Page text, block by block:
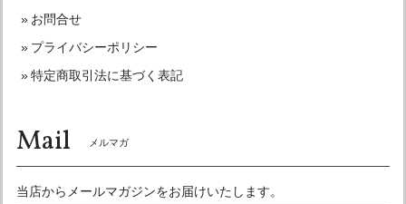
XLサイズ
今回は色々失礼な事言ってしまい申し訳ありませんでした。
ったけど かぶったらなんのその。なんなら少し余裕まであり
お問合せ
プライバシーポリシー
特定商取引法に基づく表記
Mail メルマガ
当店からメールマガジンをお届けいたします。